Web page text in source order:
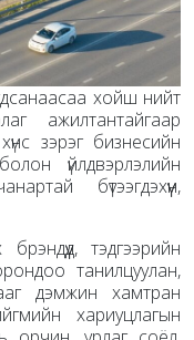
хойш нийт
ажилтантайгаар
зэрэг бизнесийн
үйлдвэрлэлийн
бүтээгдэхүүн,
тэдгээрийн
танилцуулан,
дэмжин хамтран
хариуцлагын